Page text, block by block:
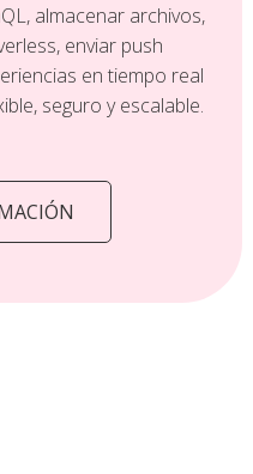
almacenar archivos,
enviar push
en tiempo real
seguro y escalable.